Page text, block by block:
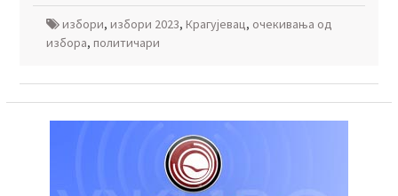
избори, избори 2023, Крагујевац, очекивања од
избора, политичари